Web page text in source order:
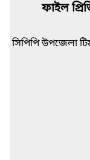
ফাইল
সিপিপি উপজেলা